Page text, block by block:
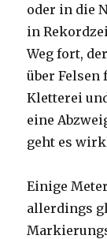
oder in die
in
Weg fort,
über
Kletterei
eine
geht es
Einige
allerdings